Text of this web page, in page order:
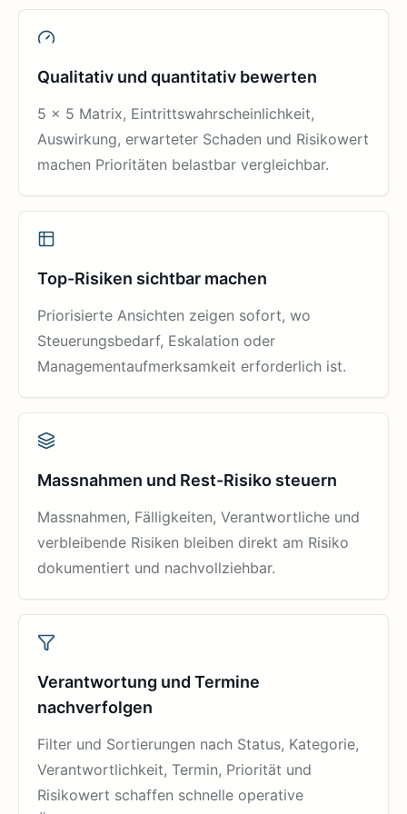
Qualitativ und quantitativ bewerten
5 x 5 Matrix, Eintrittswahrscheinlichkeit,
Auswirkung, erwarteter Schaden und Risikowert
machen Prioritäten belastbar vergleichbar.
Top-Risiken sichtbar machen
Priorisierte Ansichten zeigen sofort, wo
Steuerungsbedarf, Eskalation oder
Managementaufmerksamkeit erforderlich ist.
Massnahmen und Rest-Risiko steuern
Massnahmen, Fälligkeiten, Verantwortliche und
verbleibende Risiken bleiben direkt am Risiko
dokumentiert und nachvollziehbar.
Verantwortung und Termine
nachverfolgen
Filter und Sortierungen nach Status, Kategorie,
Verantwortlichkeit, Termin, Priorität und
Risikowert schaffen schnelle operative